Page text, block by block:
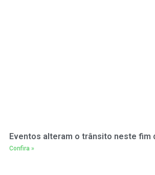
Eventos alteram o trânsito neste fim
Confira »